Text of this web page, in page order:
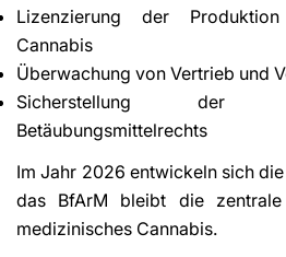
Lizenzierung der
Cannabis
Überwachung von Vertrieb und
Sicherstellung der
Betäubungsmittelrechts
Im Jahr 2026 entwickeln sich
das BfArM bleibt die
medizinisches Cannabis.